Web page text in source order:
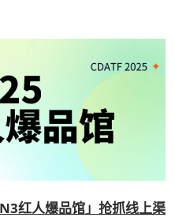
红人爆品馆」抢抓线上渠